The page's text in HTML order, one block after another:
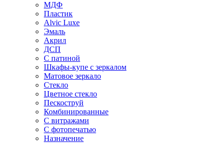
МДФ
Пластик
Alvic Luxe
Эмаль
Акрил
ДСП
С патиной
Шкафы-купе с зеркалом
Матовое зеркало
Стекло
Цветное стекло
Пескоструй
Комбинированные
С витражами
С фотопечатью
Назначение